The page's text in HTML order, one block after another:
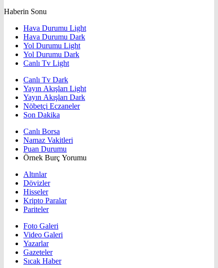
Haberin Sonu
Hava Durumu Light
Hava Durumu Dark
Yol Durumu Light
Yol Durumu Dark
Canlı Tv Light
Canlı Tv Dark
Yayın Akışları Light
Yayın Akışları Dark
Nöbetçi Eczaneler
Son Dakika
Canlı Borsa
Namaz Vakitleri
Puan Durumu
Örnek Burç Yorumu
Altınlar
Dövizler
Hisseler
Kripto Paralar
Pariteler
Foto Galeri
Video Galeri
Yazarlar
Gazeteler
Sıcak Haber